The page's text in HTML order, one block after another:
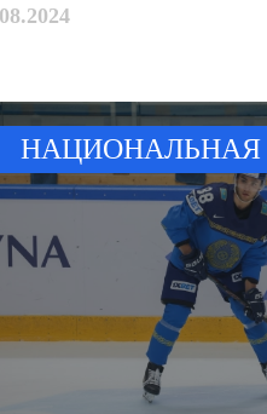
НАЦИОНАЛЬНАЯ